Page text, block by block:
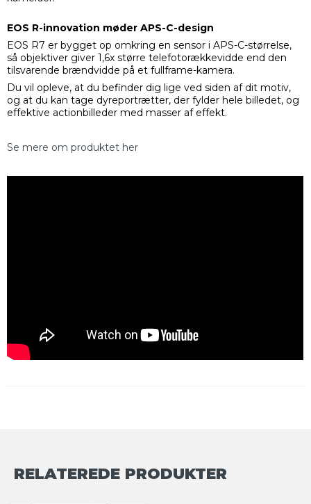
EOS R-innovation møder APS-C-design
EOS R7 er bygget op omkring en sensor i APS-C-størrelse,
så objektiver giver 1,6x større telefotorækkevidde end den
tilsvarende brændvidde på et fullframe-kamera.
Du vil opleve, at du befinder dig lige ved siden af dit motiv,
og at du kan tage dyreportrætter, der fylder hele billedet, og
effektive actionbilleder med masser af effekt.
Se mere om produktet her
RELATEREDE PRODUKTER